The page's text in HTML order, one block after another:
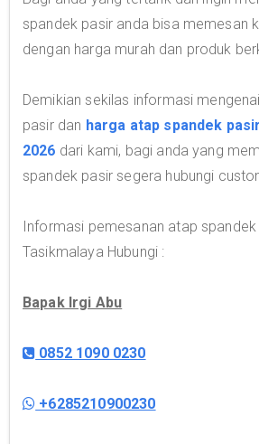
spandek pasir anda bisa memesan
dengan harga murah dan produk
Demikian sekilas informasi
pasir dan harga atap spandek
2026 dari kami, bagi anda yang
spandek pasir segera hubungi
Informasi pemesanan atap
Tasikmalaya Hubungi :
Bapak Irgi Abu
0852 1090 0230
+6285210900230